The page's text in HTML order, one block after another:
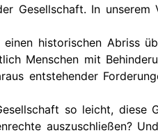
Gesellschaft. In unserem
historischen Abriss
Menschen mit
entstehender
so leicht, diese
auszuschließen?